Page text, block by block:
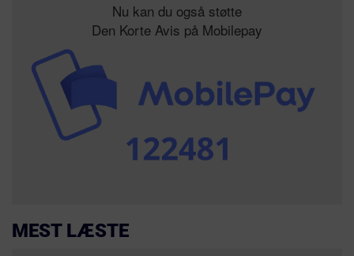
Nu kan du også støtte
Den Korte Avis på Mobilepay
MEST LÆSTE